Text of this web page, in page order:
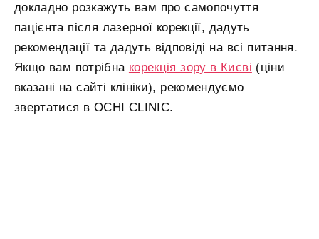
докладно розкажуть вам про самопочуття
пацієнта після лазерної корекції, дадуть
рекомендації та дадуть відповіді на всі питання.
Якщо вам потрібна корекція зору в Києві (ціни
вказані на сайті клініки), рекомендуємо
звертатися в OCHI CLINIC.